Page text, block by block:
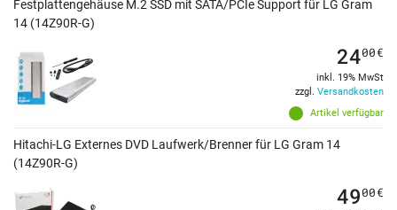
Festplattengehäuse M.2 SSD mit SATA/PCIe Support für LG Gram
14 (14Z90R-G)
Artikel verfügbar
2400€
inkl. 19% MwSt
zzgl. Versandkosten
Hitachi-LG Externes DVD Laufwerk/Brenner für LG Gram 14
(14Z90R-G)
4900€